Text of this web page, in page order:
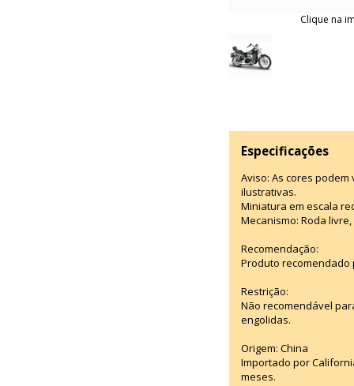
Clique na
Especificações
Aviso: As cores
ilustrativas.
Miniatura em escala
Mecanismo: Roda
Recomendação:
Produto recomendado
Restrição:
Não recomendável
engolidas.
Origem: China
Importado por
meses.